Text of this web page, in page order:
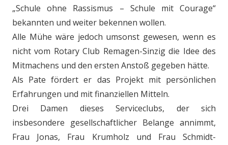
„Schule ohne Rassismus – Schule mit Courage“
bekannten und weiter bekennen wollen.
Alle Mühe wäre jedoch umsonst gewesen, wenn es
nicht vom Rotary Club Remagen-Sinzig die Idee des
Mitmachens und den ersten Anstoß gegeben hätte.
Als Pate fördert er das Projekt mit persönlichen
Erfahrungen und mit finanziellen Mitteln.
Drei Damen dieses Serviceclubs, der sich
insbesondere gesellschaftlicher Belange annimmt,
Frau Jonas, Frau Krumholz und Frau Schmidt-